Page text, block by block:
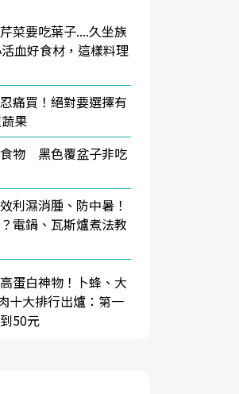
菜要吃葉子....久坐族
血好食材，這樣料理
痛買！絕對要選擇有
果
物 黑色覆盆子非吃
利濕消腫、防中暑！
電鍋、瓦斯爐煮法教
蛋白神物！卜蜂、大
十大排行出爐：第一
50元